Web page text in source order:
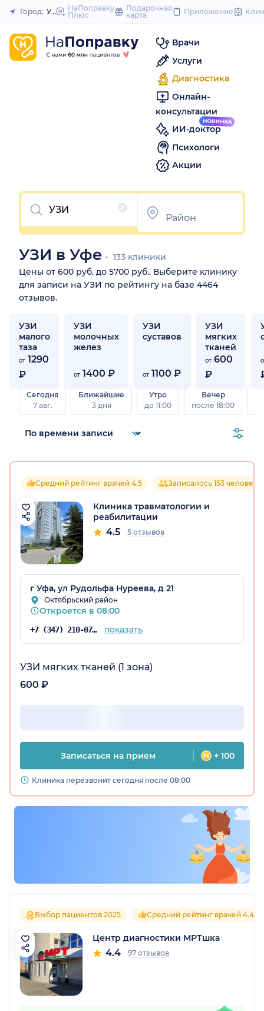
to
Закрыть
Город: Уфа
НаПоправку
Плюс
Подарочная
карта
Приложение
Врачи
Услуги
Диагностика
Онлайн-
консультации
ИИ-доктор
Психологи
Акции
Очистить
УЗИ в Уфе
133 клиники
Цены от 600 руб. до 5700 руб.. Выберите клинику
для записи на УЗИ по рейтингу на базе 4464
отзывов.
УЗИ
малого
таза
от 1290
₽
УЗИ
молочных
желез
от 1400 ₽
УЗИ
суставов
от 1100 ₽
УЗИ
мягких
тканей
от 600
₽
Сегодня
7 авг.
Ближайшие
3 дня
Утро
до 11:00
Вечер
после 18:00
Средний рейтинг врачей 4.5 Записалось 153 человека
Клиника травматологии и
реабилитации
4.5 5 отзывов
г Уфа, ул Рудольфа Нуреева, д 21
Октябрьский район
Откроется в 08:00
+7 (347) 210-07-46 показать
УЗИ мягких тканей (1 зона)
600 ₽
Записаться на прием + 100
Клиника перезвонит сегодня после 08:00
Выбор пациентов 2025 Средний рейтинг врачей 4.4
Центр диагностики МРТшка
4.4 97 отзывов